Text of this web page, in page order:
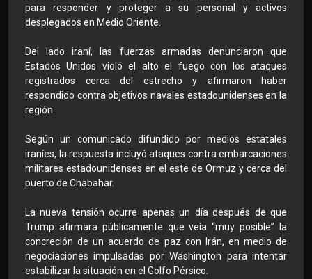
para responder y proteger a su personal y activos
desplegados en Medio Oriente.
Del lado iraní, las fuerzas armadas denunciaron que
Estados Unidos violó el alto el fuego con los ataques
registrados cerca del estrecho y afirmaron haber
respondido contra objetivos navales estadounidenses en la
región.
Según un comunicado difundido por medios estatales
iraníes, la respuesta incluyó ataques contra embarcaciones
militares estadounidenses en el este de Ormuz y cerca del
puerto de Chabahar.
La nueva tensión ocurre apenas un día después de que
Trump afirmara públicamente que veía “muy posible” la
concreción de un acuerdo de paz con Irán, en medio de
negociaciones impulsadas por Washington para intentar
estabilizar la situación en el Golfo Pérsico.